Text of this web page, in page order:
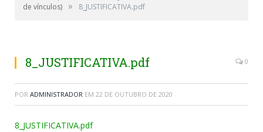
de vínculos) » 8_JUSTIFICATIVA.pdf
8_JUSTIFICATIVA.pdf 0
POR ADMINISTRADOR EM 22 DE OUTUBRO DE 2020
8_JUSTIFICATIVA.pdf